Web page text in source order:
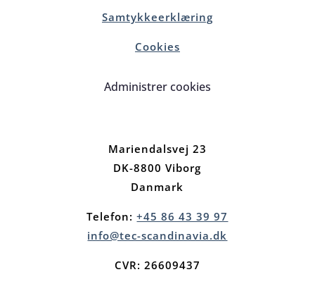
Samtykkeerklæring
Cookies
Administrer cookies
Mariendalsvej 23
DK-8800 Viborg
Danmark
Telefon:+45 86 43 39 97
info@tec-scandinavia.dk
CVR: 26609437